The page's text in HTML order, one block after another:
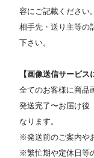
容にご記載ください。
相手先・送り主等の
下さい。
【画像送信サービス
全てのお客様に商品
発送完了〜お届け後
なります。
※発送前のご案内や
※繁忙期や定休日等